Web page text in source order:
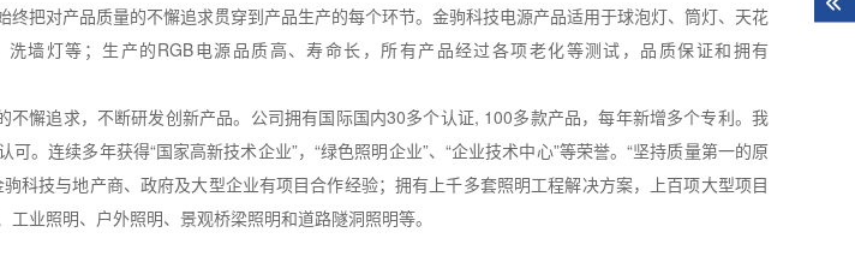
终把对产品质量的不懈追求贯穿到产品生产的每个环节。金驹科技电源产品适用于球泡灯、筒灯、天花
墙灯等；生产的RGB电源品质高、寿命长，所有产品经过各项老化等测试，品质保证和拥有
不懈追求，不断研发创新产品。公司拥有国际国内30多个认证, 100多款产品，每年新增多个专利。我
。连续多年获得“国家高新技术企业”，“绿色照明企业”、“企业技术中心”等荣誉。“坚持质量第一的原
科技与地产商、政府及大型企业有项目合作经验；拥有上千多套照明工程解决方案，上百项大型项目
业照明、户外照明、景观桥梁照明和道路隧洞照明等。